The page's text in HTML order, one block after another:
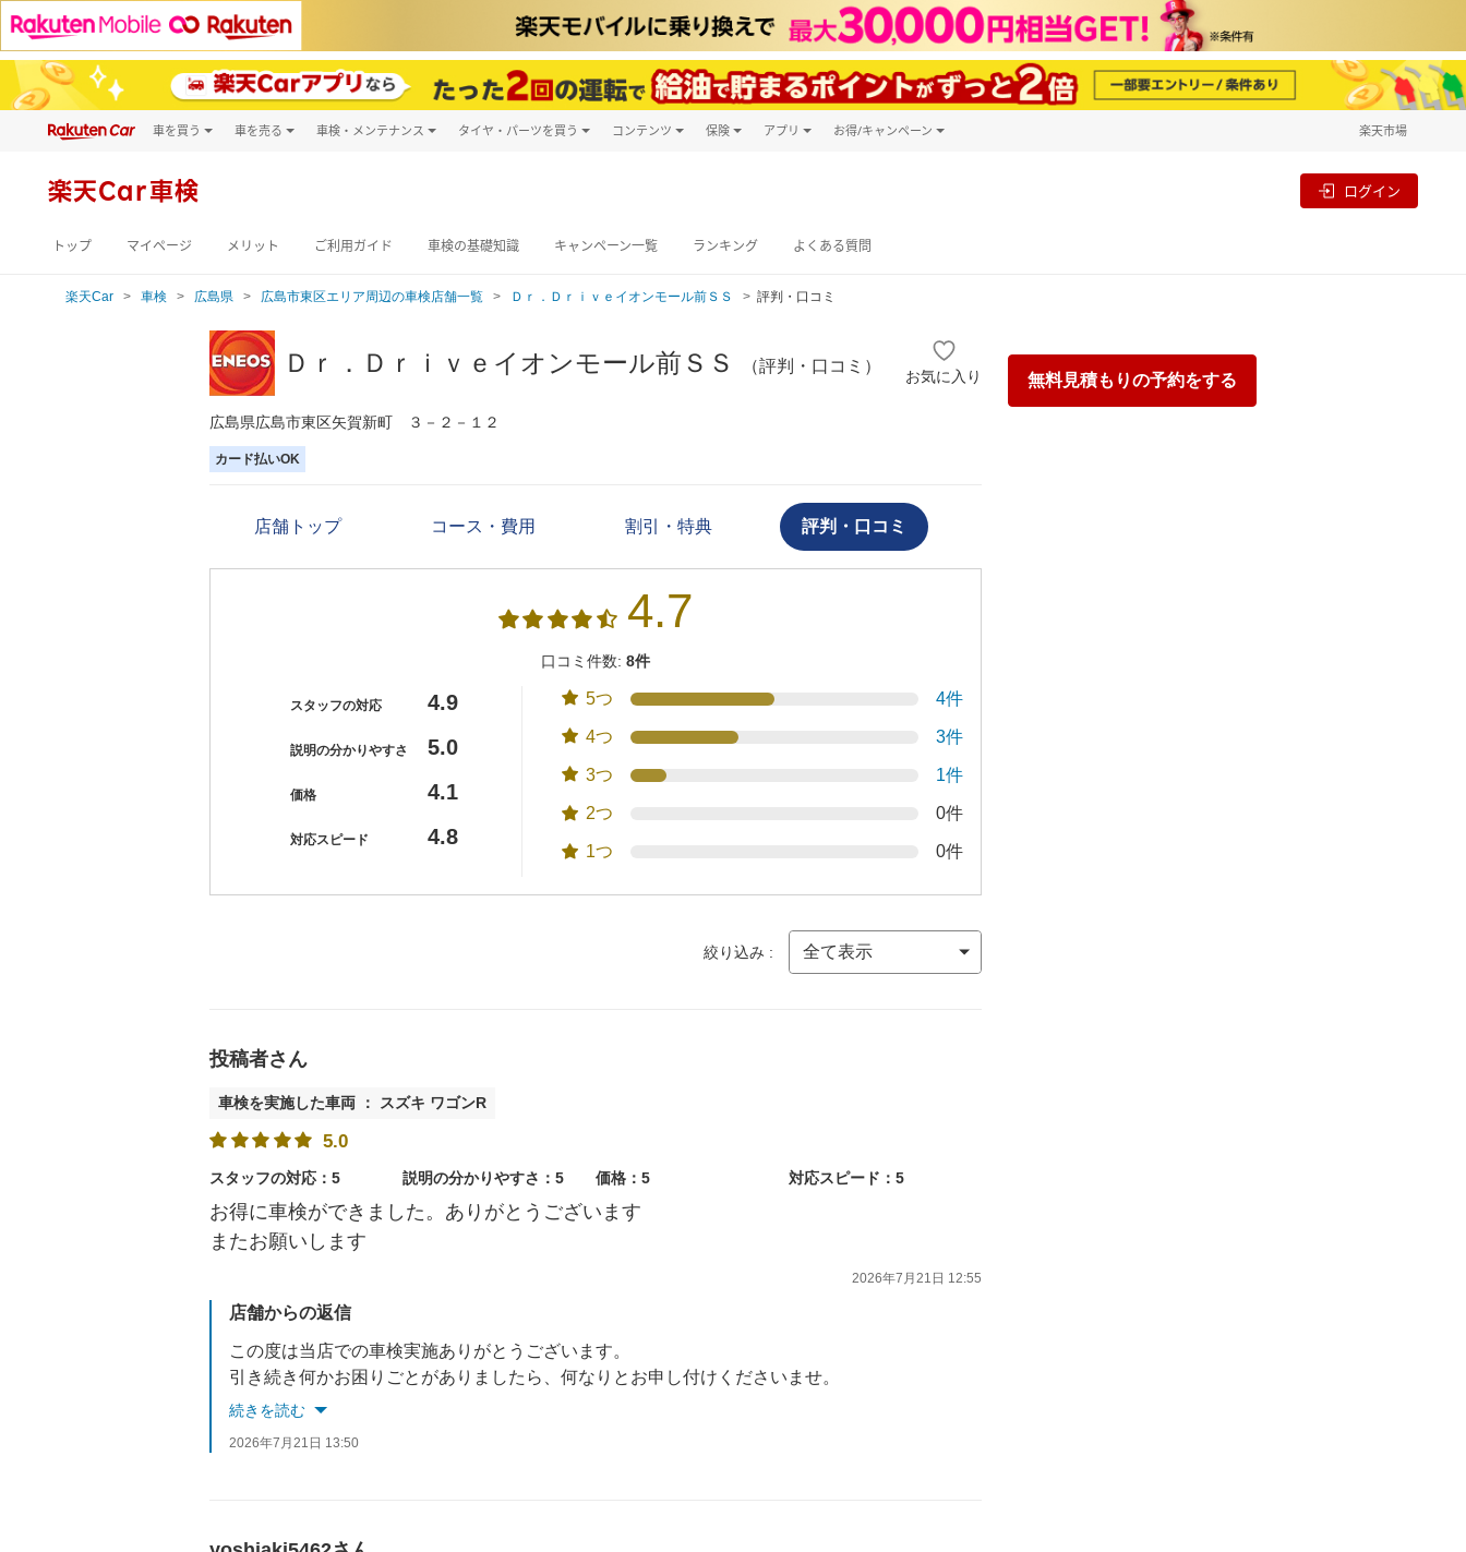
車を買う
新車
車を売る 車検・メンテナンス タイヤ・パーツを買う コンテンツ 保険 アプリ お得/キャンペーン 楽天市場
楽天Car車検 ログイン
トップ マイページ メリット ご利用ガイド 車検の基礎知識 キャンペーン一覧 ランキング よくある質問
楽天Car 車検 広島県 広島市東区エリア周辺の車検店舗一覧 Ｄｒ．Ｄｒｉｖｅイオンモール前ＳＳ 評判・口コミ
無料見積もりの予約をする
Ｄｒ．Ｄｒｉｖｅイオンモール前ＳＳ （評判・口コミ）
お気に入り
広島県広島市東区矢賀新町 ３－２－１２
カード払いOK
店舗トップ コース・費用 割引・特典 評判・口コミ
4.7
口コミ件数: 8件
スタッフの対応 4.9
説明の分かりやすさ 5.0
価格 4.1
対応スピード 4.8
5つ 4件
4つ 3件
3つ 1件
2つ 0件
1つ 0件
絞り込み :
投稿者さん
車検を実施した車両 ： スズキ ワゴンR
5.0
スタッフの対応：5 説明の分かりやすさ：5 価格：5 対応スピード：5
お得に車検ができました。ありがとうございます
またお願いします
2026年7月21日 12:55
店舗からの返信
この度は当店での車検実施ありがとうございます。
引き続き何かお困りごとがありましたら、何なりとお申し付けくださいませ。
続きを読む
2026年7月21日 13:50